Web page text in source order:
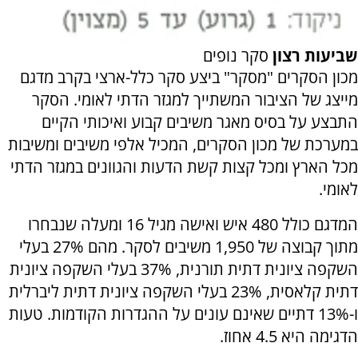
שביעות רצון סקר נופים
מכון הסקרים "מסקר" ביצע סקר כלל-ארצי בקרב מדגם
מייצג של הציבור המשתייך למגזר הדתי לאומי. הסקר
התבצע על בסיס מאגר משיבים קבוע ואיכותי הקיים
במערכת של מכון הסקרים, המכיל אלפי משיבים ומשיבות
מכל הארץ ומכל קצות קשת הדעות והגוונים במגזר הדתי
לאומי.
המדגם כולל 480 איש ואישה מגיל 16 ומעלה שנבחרו
מתוך קבוצה של 1,950 משיבים לסקר. מהם 27% בעלי
השקפה ציונית דתית תורנית, 37% בעלי השקפה ציונית
דתית קלאסית, 23% בעלי השקפה ציונית דתית ליברלית
ו-13% דתיים שאינם עונים על ההגדרות הקודמות. טעות
הדגימה היא 4.5 אחוז.